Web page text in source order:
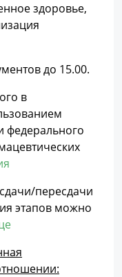
здоровье,
до 15.00.
в
федерального
пересдачи
этапов можно